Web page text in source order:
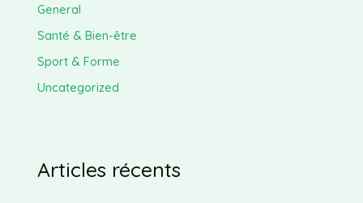
General
Santé & Bien-être
Sport & Forme
Uncategorized
Articles récents